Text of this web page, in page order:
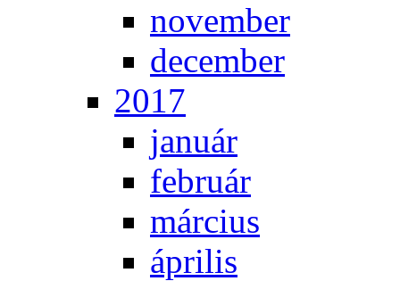
no­vem­ber
de­cem­ber
2017
ja­nu­ár
feb­ru­ár
már­ci­us
áp­ri­lis